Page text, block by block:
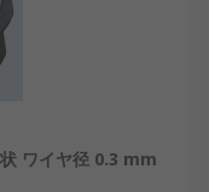
ワイヤ径 0.3 mm